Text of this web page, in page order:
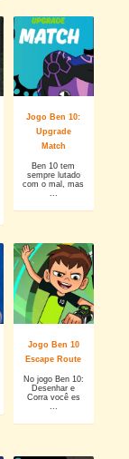
Jogo Ben 10:
Upgrade
Match
Ben 10 tem
sempre lutado
com o mal, mas
...
Jogo Ben 10
Escape Route
No jogo Ben 10:
Desenhar e
Corra você es
...